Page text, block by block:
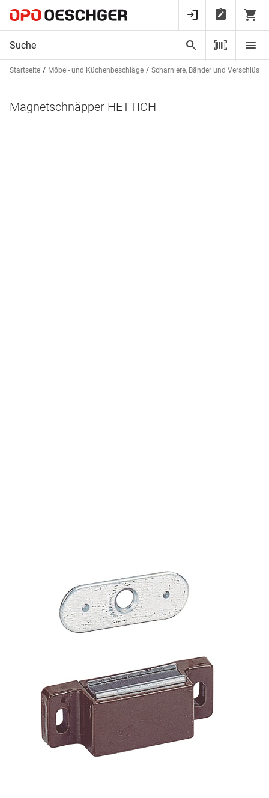
Startseite Möbel- und Küchenbeschläge Scharniere, Bänder und Verschlüsse
Magnetschnäpper HETTICH